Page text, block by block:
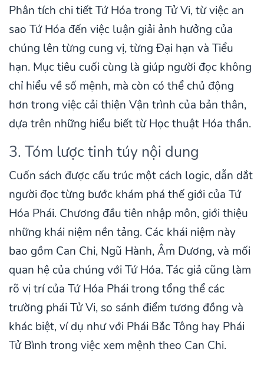
Phân tích chi tiết Tứ Hóa trong Tử Vi, từ việc an
sao Tứ Hóa đến việc luận giải ảnh hưởng của
chúng lên từng cung vị, từng Đại hạn và Tiểu
hạn. Mục tiêu cuối cùng là giúp người đọc không
chỉ hiểu về số mệnh, mà còn có thể chủ động
hơn trong việc cải thiện Vận trình của bản thân,
dựa trên những hiểu biết từ Học thuật Hóa thần.
3. Tóm lược tinh túy nội dung
Cuốn sách được cấu trúc một cách logic, dẫn dắt
người đọc từng bước khám phá thế giới của Tứ
Hóa Phái. Chương đầu tiên nhập môn, giới thiệu
những khái niệm nền tảng. Các khái niệm này
bao gồm Can Chi, Ngũ Hành, Âm Dương, và mối
quan hệ của chúng với Tứ Hóa. Tác giả cũng làm
rõ vị trí của Tứ Hóa Phái trong tổng thể các
trường phái Tử Vi, so sánh điểm tương đồng và
khác biệt, ví dụ như với Phái Bắc Tông hay Phái
Tử Bình trong việc xem mệnh theo Can Chi.